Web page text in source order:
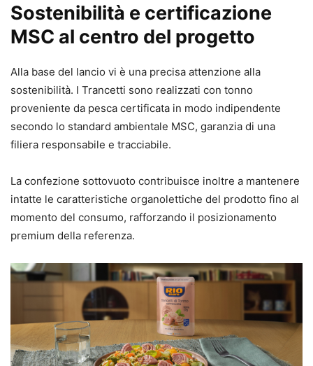
Sostenibilità e certificazione
MSC al centro del progetto
Alla base del lancio vi è una precisa attenzione alla
sostenibilità. I Trancetti sono realizzati con tonno
proveniente da pesca certificata in modo indipendente
secondo lo standard ambientale MSC, garanzia di una
filiera responsabile e tracciabile.
La confezione sottovuoto contribuisce inoltre a mantenere
intatte le caratteristiche organolettiche del prodotto fino al
momento del consumo, rafforzando il posizionamento
premium della referenza.